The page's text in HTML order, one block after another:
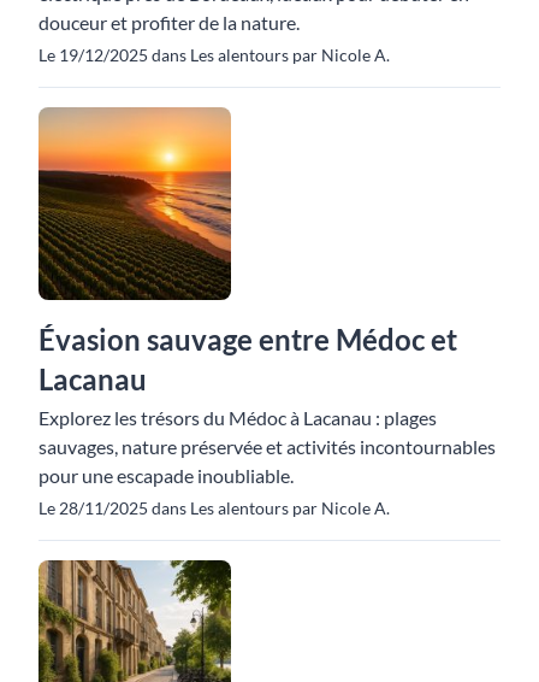
douceur et profiter de la nature.
Le 19/12/2025 dans Les alentours par Nicole A.
Évasion sauvage entre Médoc et
Lacanau
Explorez les trésors du Médoc à Lacanau : plages
sauvages, nature préservée et activités incontournables
pour une escapade inoubliable.
Le 28/11/2025 dans Les alentours par Nicole A.